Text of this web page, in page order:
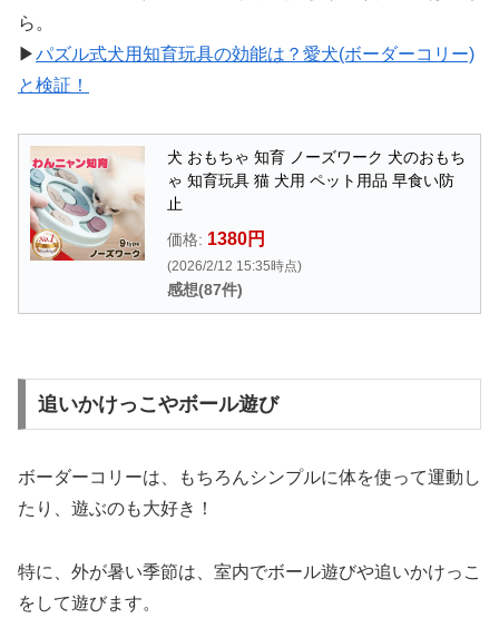
ら。
▶︎パズル式犬用知育玩具の効能は？愛犬(ボーダーコリー)
と検証！
犬 おもちゃ 知育 ノーズワーク 犬のおもち
ゃ 知育玩具 猫 犬用 ペット用品 早食い防
止
価格: 1380円
(2026/2/12 15:35時点)
感想(87件)
追いかけっこやボール遊び
ボーダーコリーは、もちろんシンプルに体を使って運動し
たり、遊ぶのも大好き！
特に、外が暑い季節は、室内でボール遊びや追いかけっこ
をして遊びます。